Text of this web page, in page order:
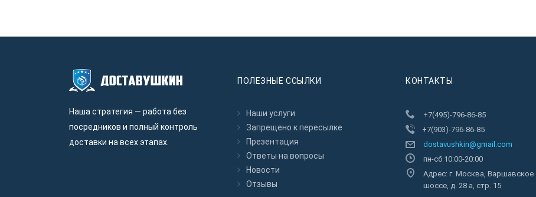
Наша стратегия — работа без
посредников и полный контроль
доставки на всех этапах.
ПОЛЕЗНЫЕ ССЫЛКИ
Наши услуги
Запрещено к пересылкe
Презентация
Ответы на вопросы
Новости
Отзывы
КОНТАКТЫ
+7(495)-796-86-85
+7(903)-796-86-85
dostavushkin@gmail.com
пн-сб 10:00-20:00
Адрес: г. Москва, Варшавское
шоссе, д. 28 а, стр. 15